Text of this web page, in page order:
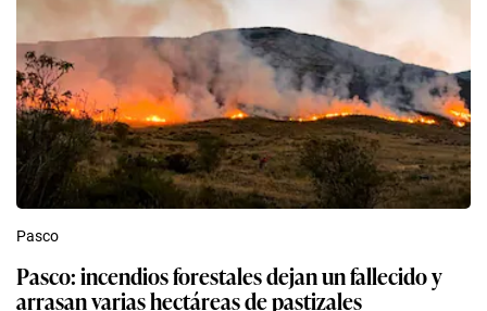
Pasco
Pasco: incendios forestales dejan un fallecido y
arrasan varias hectáreas de pastizales